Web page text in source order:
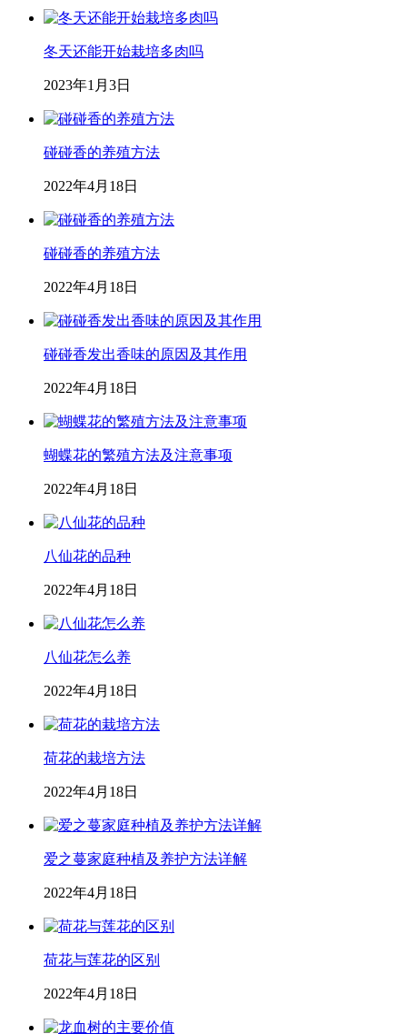
冬天还能开始栽培多肉吗
2023年1月3日
碰碰香的养殖方法
2022年4月18日
碰碰香的养殖方法
2022年4月18日
碰碰香发出香味的原因及其作用
2022年4月18日
蝴蝶花的繁殖方法及注意事项
2022年4月18日
八仙花的品种
2022年4月18日
八仙花怎么养
2022年4月18日
荷花的栽培方法
2022年4月18日
爱之蔓家庭种植及养护方法详解
2022年4月18日
荷花与莲花的区别
2022年4月18日